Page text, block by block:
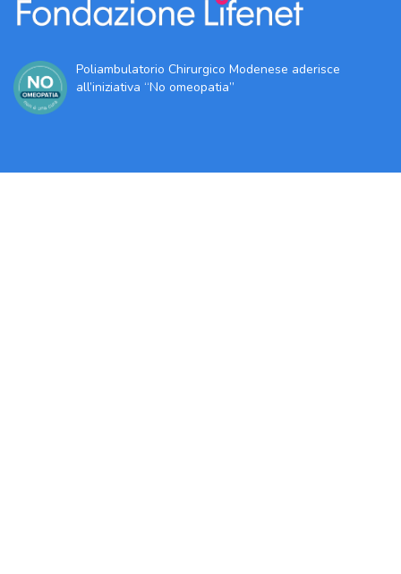
Poliambulatorio Chirurgico Modenese aderisce
all’iniziativa “No omeopatia”